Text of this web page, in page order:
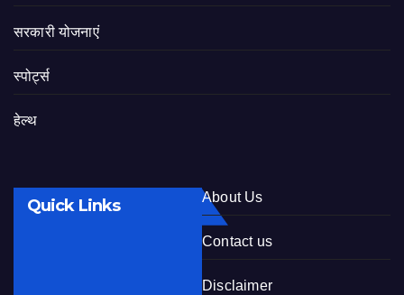
सरकारी योजनाएं
स्पोर्ट्स
हेल्थ
Quick Links About Us
Contact us
Disclaimer